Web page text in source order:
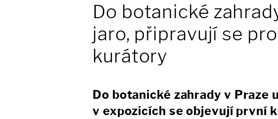
Do botanické
jaro, připravují se
kurátory
Do botanické zahrady v Praze
v expozicích se objevují první